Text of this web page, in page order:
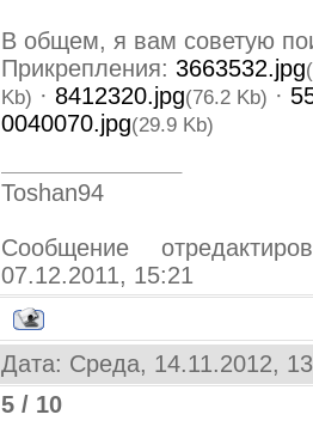
В общем, я вам советую
Прикрепления: 3663532.jpg
Kb) · 8412320.jpg(76.2 Kb) ·
0040070.jpg(29.9 Kb)
Toshan94
Сообщение
07.12.2011, 15:21
Дата: Среда, 14.11.2012,
5 / 10